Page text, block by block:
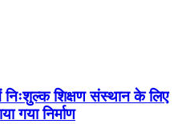
निःशुल्क शिक्षण संस्थान के लिए
गया निर्माण